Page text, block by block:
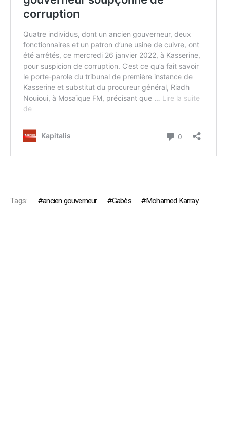
Tags: ancien gouverneur Gabès Mohamed Karray